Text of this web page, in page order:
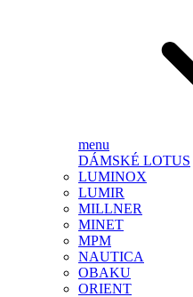
menu
DÁMSKÉ LOTUS
LUMINOX
LUMIR
MILLNER
MINET
MPM
NAUTICA
OBAKU
ORIENT